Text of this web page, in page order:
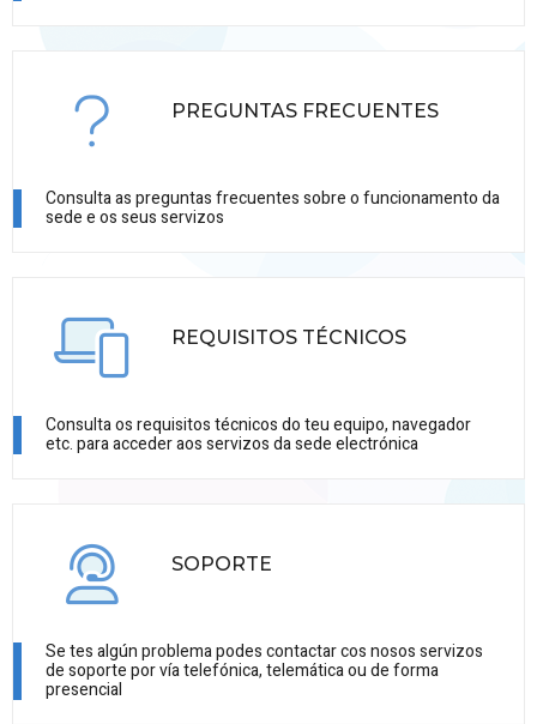
PREGUNTAS FRECUENTES
Consulta as preguntas frecuentes sobre o funcionamento da
sede e os seus servizos
REQUISITOS TÉCNICOS
Consulta os requisitos técnicos do teu equipo, navegador
etc. para acceder aos servizos da sede electrónica
SOPORTE
Se tes algún problema podes contactar cos nosos servizos
de soporte por vía telefónica, telemática ou de forma
presencial